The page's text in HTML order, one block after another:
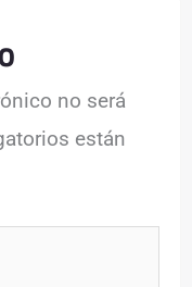
no será
están